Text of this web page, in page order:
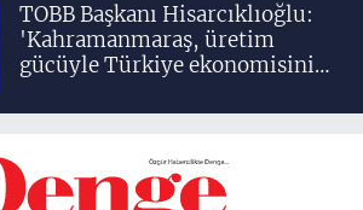
TOBB Başkanı Hisarcıklıoğlu:
'Kahramanmaraş, üretim
gücüyle Türkiye ekonomisinin
birisidir'